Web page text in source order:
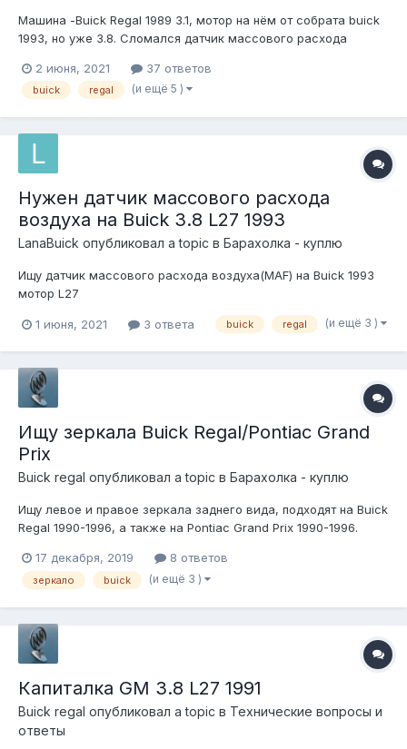
Машина -Buick Regal 1989 3.1, мотор на нём от собрата buick
1993, но уже 3.8. Сломался датчик массового расхода
купить сам maf. Можно ли ездить с отключенным датчиком?
Если можно то чем это чревато?
2 июня, 2021 37 ответов
buick regal (и ещё 5 )
Нужен датчик массового расхода
воздуха на Buick 3.8 L27 1993
LanaBuick опубликовал a topic в Барахолка - куплю
Ищу датчик массового расхода воздуха(MAF) на Buick 1993
мотор L27
1 июня, 2021 3 ответа buick regal (и ещё 3 )
Ищу зеркала Buick Regal/Pontiac Grand
Prix
Buick regal опубликовал a topic в Барахолка - куплю
Ищу левое и правое зеркала заднего вида, подходят на Buick
Regal 1990-1996, а также на Pontiac Grand Prix 1990-1996.
17 декабря, 2019 8 ответов
зеркало buick (и ещё 3 )
Капиталка GM 3.8 L27 1991
Buick regal опубликовал a topic в Технические вопросы и
ответы